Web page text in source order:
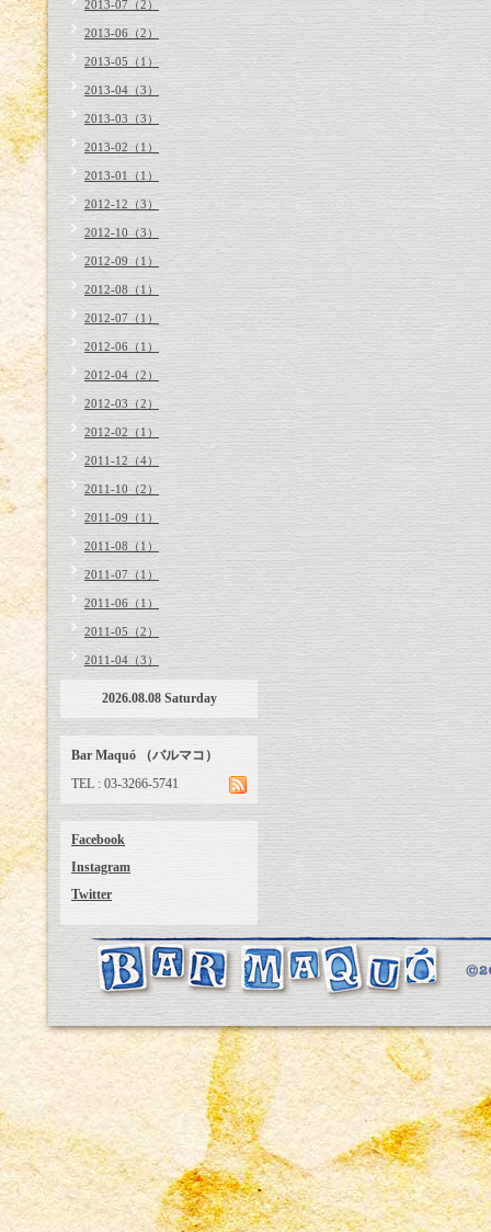
2013-07（2）
2013-06（2）
2013-05（1）
2013-04（3）
2013-03（3）
2013-02（1）
2013-01（1）
2012-12（3）
2012-10（3）
2012-09（1）
2012-08（1）
2012-07（1）
2012-06（1）
2012-04（2）
2012-03（2）
2012-02（1）
2011-12（4）
2011-10（2）
2011-09（1）
2011-08（1）
2011-07（1）
2011-06（1）
2011-05（2）
2011-04（3）
2026.08.08 Saturday
Bar Maquó （バルマコ）
TEL : 03-3266-5741
Facebook
Instagram
Twitter